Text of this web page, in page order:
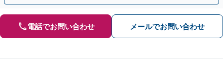
電話でお問い合わせ メールでお問い合わせ